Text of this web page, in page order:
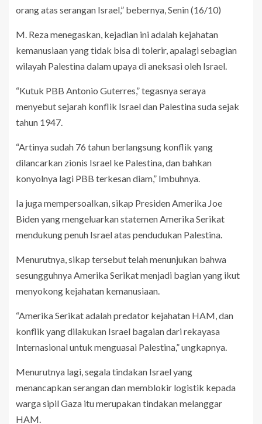
orang atas serangan Israel,” bebernya, Senin (16/10)
M. Reza menegaskan, kejadian ini adalah kejahatan
kemanusiaan yang tidak bisa di tolerir, apalagi sebagian
wilayah Palestina dalam upaya di aneksasi oleh Israel.
“Kutuk PBB Antonio Guterres,” tegasnya seraya
menyebut sejarah konflik Israel dan Palestina suda sejak
tahun 1947.
“Artinya sudah 76 tahun berlangsung konflik yang
dilancarkan zionis Israel ke Palestina, dan bahkan
konyolnya lagi PBB terkesan diam,” Imbuhnya.
Ia juga mempersoalkan, sikap Presiden Amerika Joe
Biden yang mengeluarkan statemen Amerika Serikat
mendukung penuh Israel atas pendudukan Palestina.
Menurutnya, sikap tersebut telah menunjukan bahwa
sesungguhnya Amerika Serikat menjadi bagian yang ikut
menyokong kejahatan kemanusiaan.
“Amerika Serikat adalah predator kejahatan HAM, dan
konflik yang dilakukan Israel bagaian dari rekayasa
Internasional untuk menguasai Palestina,” ungkapnya.
Menurutnya lagi, segala tindakan Israel yang
menancapkan serangan dan memblokir logistik kepada
warga sipil Gaza itu merupakan tindakan melanggar
HAM.